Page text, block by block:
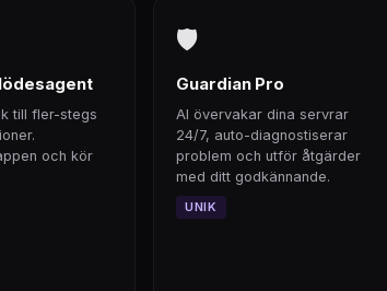
till fler-stegs
och kör
🛡
Guardian Pro
AI övervakar dina servrar
24/7, auto-diagnostiserar
problem och utför åtgärder
med ditt godkännande.
UNIK